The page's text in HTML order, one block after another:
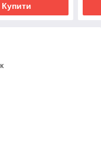
Купити